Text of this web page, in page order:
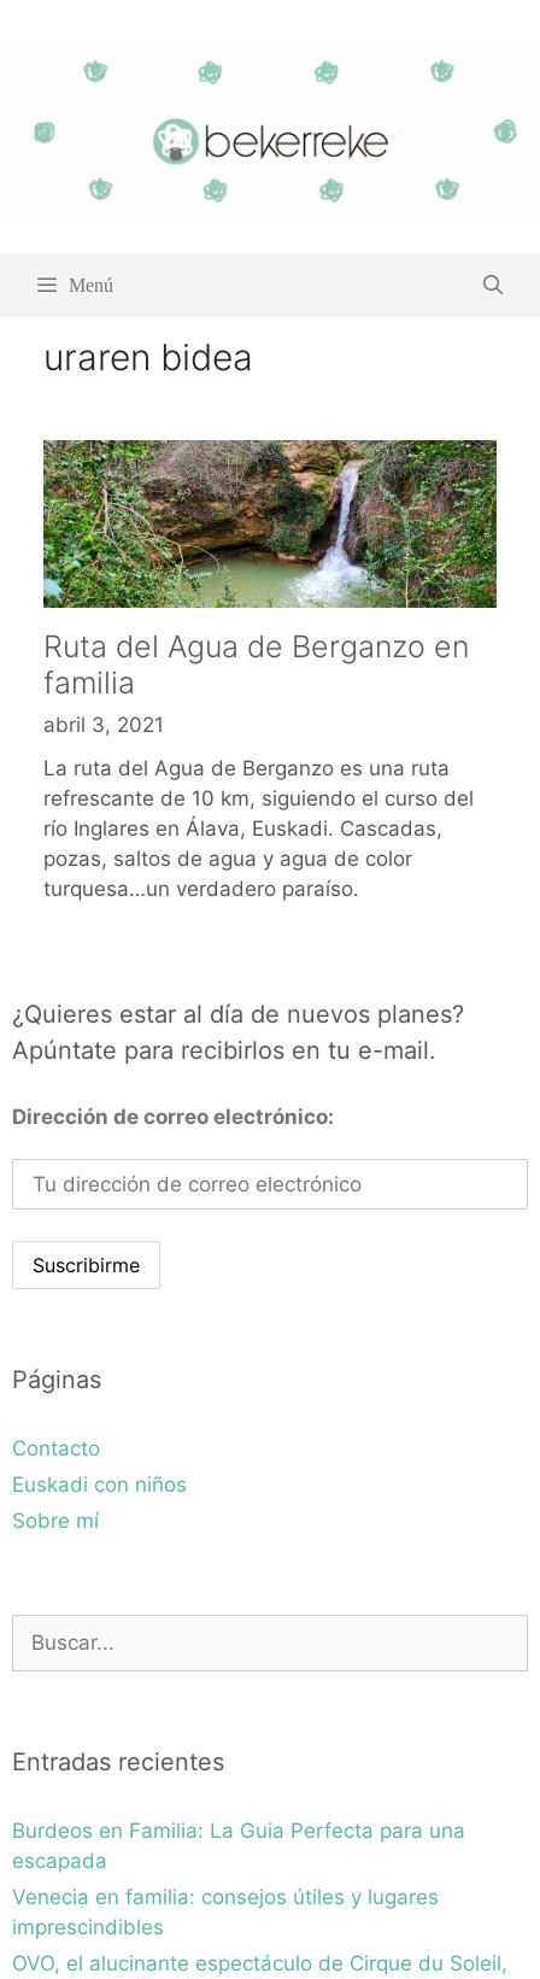
contenido
Menú
uraren bidea
Ruta del Agua de Berganzo en
familia
abril 3, 2021
La ruta del Agua de Berganzo es una ruta
refrescante de 10 km, siguiendo el curso del
río Inglares en Álava, Euskadi. Cascadas,
pozas, saltos de agua y agua de color
turquesa…un verdadero paraíso.
¿Quieres estar al día de nuevos planes?
Apúntate para recibirlos en tu e-mail.
Dirección de correo electrónico:
Páginas
Contacto
Euskadi con niños
Sobre mí
Entradas recientes
Burdeos en Familia: La Guia Perfecta para una
escapada
Venecia en familia: consejos útiles y lugares
imprescindibles
OVO, el alucinante espectáculo de Cirque du Soleil,